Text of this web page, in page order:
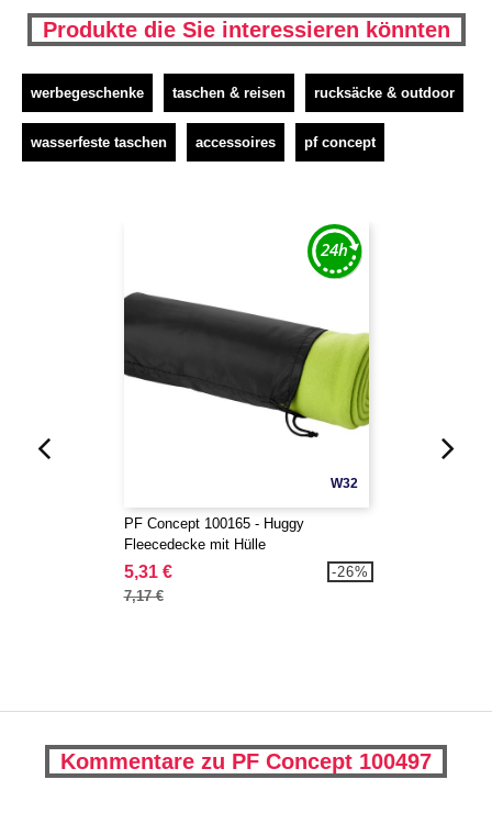
Produkte die Sie interessieren könnten
werbegeschenke taschen & reisen rucksäcke & outdoor
wasserfeste taschen accessoires pf concept
W32
PF Concept 100165 - Huggy
Fleecedecke mit Hülle
5,31 €
7,17 €
-26%
Kommentare zu PF Concept 100497